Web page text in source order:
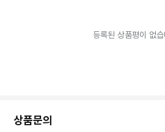
등록된 상품평이 없
상품문의